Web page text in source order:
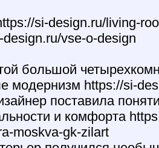
si-design.ru/living-
vse-o-design
большой
модернизм https://si-
поставила
и комфорта
moskva-gk-zilart